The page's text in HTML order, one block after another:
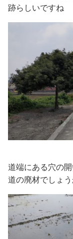
跡らしいですね
道端にある穴の
道の廃材でしょう